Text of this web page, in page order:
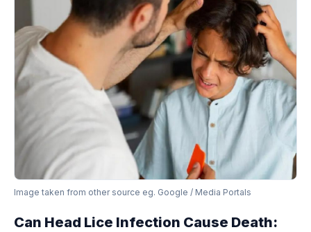
Image taken from other source eg. Google / Media Portals
Can Head Lice Infection Cause Death: